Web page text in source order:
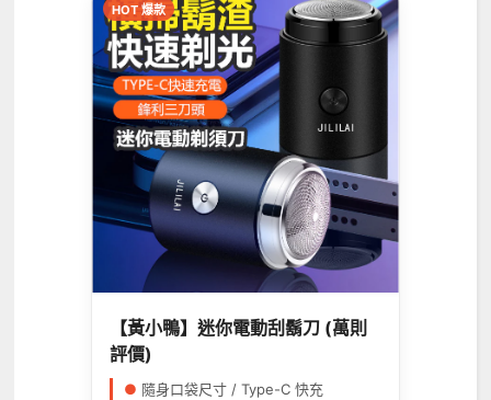
HOT 爆款
【黃小鴨】迷你電動刮鬍刀 (萬則
評價)
● 隨身口袋尺寸 / Type-C 快充